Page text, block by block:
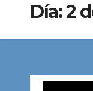
Día:2